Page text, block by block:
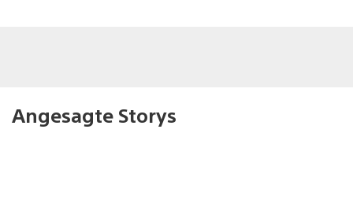
Angesagte Storys